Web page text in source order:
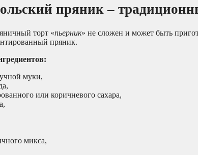
пряник –
торт «пьерник» не сложен и может быть
пряник.
муки,
или коричневого сахара,
микса,